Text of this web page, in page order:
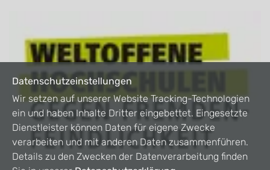
Datenschutzeinstellungen
Wir setzen auf unserer Website Tracking-Technologien
ein und haben Inhalte Dritter eingebettet. Eingesetzte
Dienstleister können Daten für eigene Zwecke
verarbeiten und mit anderen Daten zusammenführen.
Details zu den Zwecken der Datenverarbeitung finden